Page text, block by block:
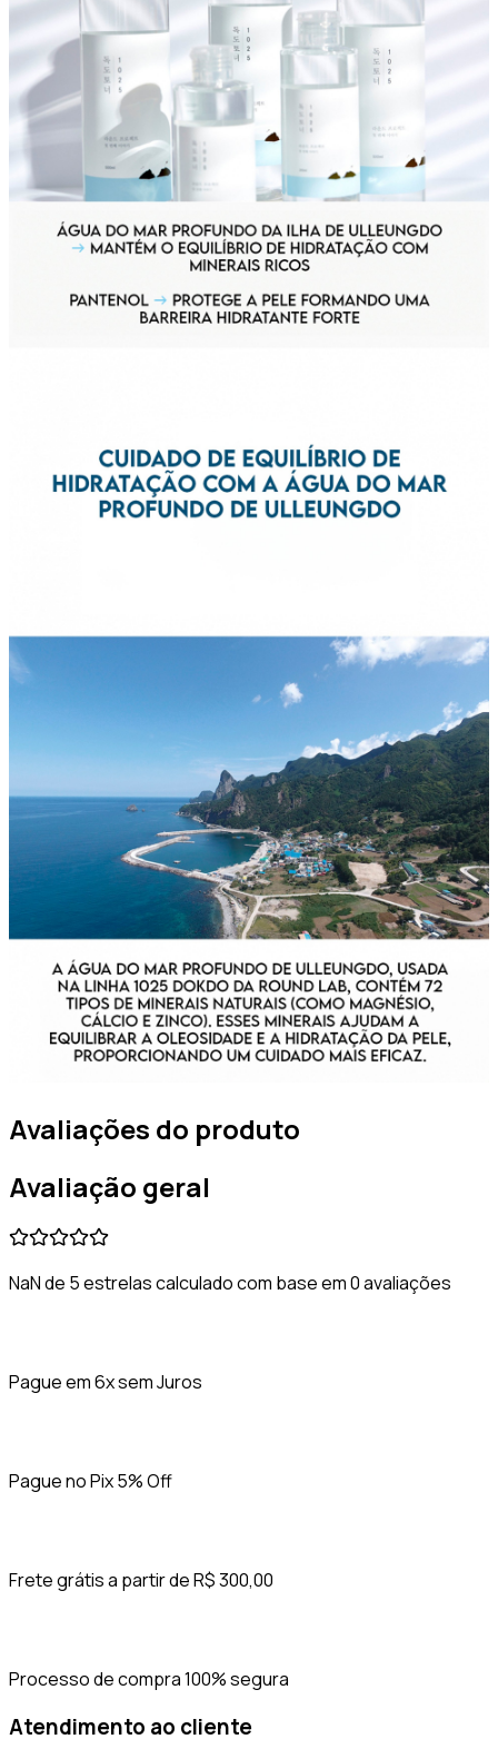
Avaliações do produto
Avaliação geral
NaN de 5 estrelas calculado com base em 0 avaliações
Pague em 6x sem Juros
Pague no Pix 5% Off
Frete grátis a partir de R$ 300,00
Processo de compra 100% segura
Atendimento ao cliente